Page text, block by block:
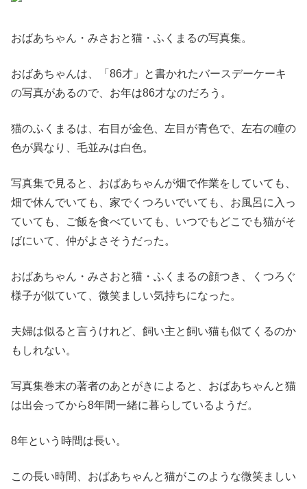
おばあちゃん・みさおと猫・ふくまるの写真集。
おばあちゃんは、「86才」と書かれたバースデーケーキ
の写真があるので、お年は86才なのだろう。
猫のふくまるは、右目が金色、左目が青色で、左右の瞳の
色が異なり、毛並みは白色。
写真集で見ると、おばあちゃんが畑で作業をしていても、
畑で休んでいても、家でくつろいでいても、お風呂に入っ
ていても、ご飯を食べていても、いつでもどこでも猫がそ
ばにいて、仲がよさそうだった。
おばあちゃん・みさおと猫・ふくまるの顔つき、くつろぐ
様子が似ていて、微笑ましい気持ちになった。
夫婦は似ると言うけれど、飼い主と飼い猫も似てくるのか
もしれない。
写真集巻末の著者のあとがきによると、おばあちゃんと猫
は出会ってから8年間一緒に暮らしているようだ。
8年という時間は長い。
この長い時間、おばあちゃんと猫がこのような微笑ましい